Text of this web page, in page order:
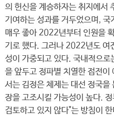
의 헌신을 계승하자는 취지에서
기여하는 성과를 거두었으며, 국
매우 좋아 2022년부터 인원을
기로 했다. 그러나 2022년도 여
성이 가중되고 있다. 국내적으
을 앞두고 정파별 치열한 접전
서는 김정은 체제는 대선 정국을
장을 고조시킬 가능성이 높다.
검토하고 있지 않다"는 방침이